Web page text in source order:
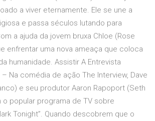
a viver eternamente. Ele se une a
e passa séculos lutando para
a ajuda da jovem bruxa Chloe (Rose
enfrentar uma nova ameaça que coloca
humanidade. Assistir A Entrevista
– Na comédia de ação The Interview, Dave
e seu produtor Aaron Rapoport (Seth
o popular programa de TV sobre
Tonight”. Quando descobrem que o